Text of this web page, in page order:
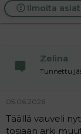
a
c
t
Ilmoita
Zelina
Tunnettu
05.06.2026
Täällä vauveli
tosiaan arki